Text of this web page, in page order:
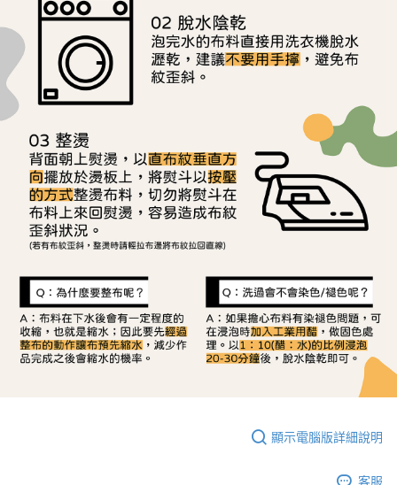
請求用戶進行身份認證。
５．嚴禁一人註冊多個帳號或使用他人資訊註冊。若發現惡意使用之情形，
恩沛科技股份有限公司將有權停止該用戶之使用額度並採取法律行動。
顯示電腦版詳細說明
客服